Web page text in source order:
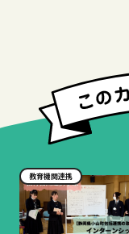
教育機関連携